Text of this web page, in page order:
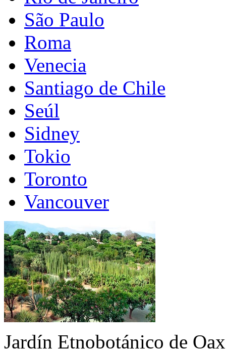
São Paulo
Roma
Venecia
Santiago de Chile
Seúl
Sidney
Tokio
Toronto
Vancouver
Jardín Etnobotánico de